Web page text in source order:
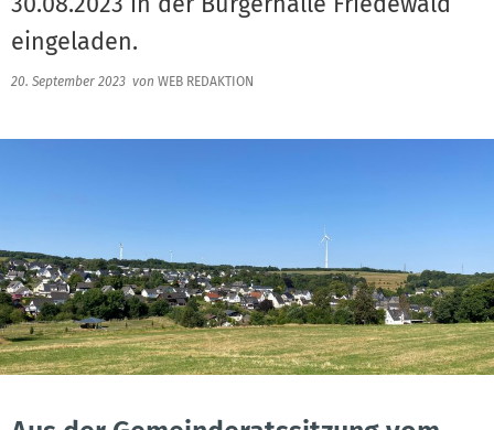
eingeladen.
20. September 2023 von WEB REDAKTION